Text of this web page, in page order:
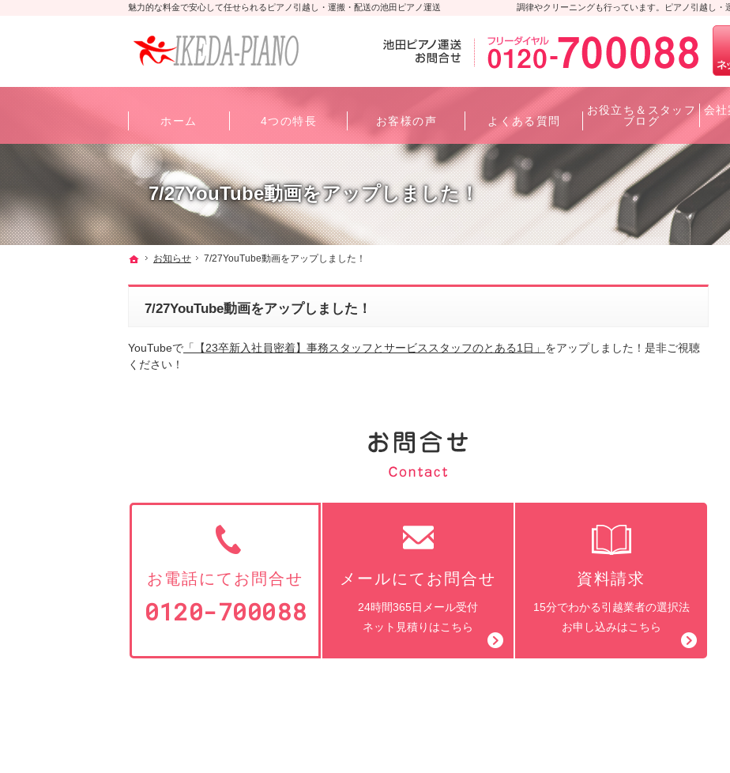
7/27YouTube動画をアップしました！
調律やクリーニングも行っています。ピアノ引越し・
魅力的な料金で安心して任せられるピアノ引越し・運搬・配送の池田ピアノ運送
ホーム
お知らせ 7/27YouTube動画をアップしました！
7/27YouTube動画をアップしました！
YouTubeで 「【23卒新入社員密着】事務スタッフとサービススタッフのとある1日」 をアップしました！是非ご視聴
ください！
お電話にてお問合せ
0120-700088
メールにてお問合せ
24時間365日メール受付
ネット見積りはこちら
資料請求
15分でわかる引越業者の選択法
お申し込みはこちら
ホーム 4つの特長 お客様の声 よくある質問
お役立ち＆スタッフ
ブログ
会